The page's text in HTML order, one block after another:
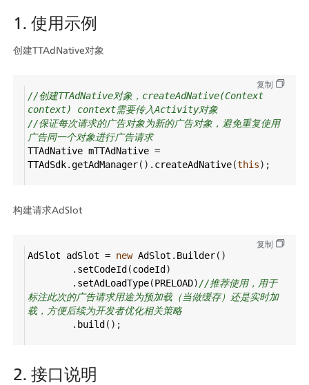
1. 使用示例
创建TTAdNative对象
复制
//创建TTAdNative对象，createAdNative(Context
context) context需要传入Activity对象
//保证每次请求的广告对象为新的广告对象，避免重复使用
广告同一个对象进行广告请求
TTAdNative mTTAdNative =
TTAdSdk.getAdManager(). createAdNative(this);
构建请求AdSlot
复制
AdSlot adSlot = new AdSlot . Builder()
. setCodeId (codeId )
. setAdLoadType(PRELOAD)//推荐使用，用于
标注此次的广告请求用途为预加载（当做缓存）还是实时加
载，方便后续为开发者优化相关策略
. build ();
2. 接口说明